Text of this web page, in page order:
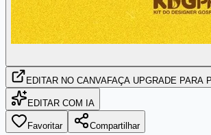
EDITAR NO CANVAFAÇA UPGRADE PARA
EDITAR COM IA
Favoritar Compartilhar